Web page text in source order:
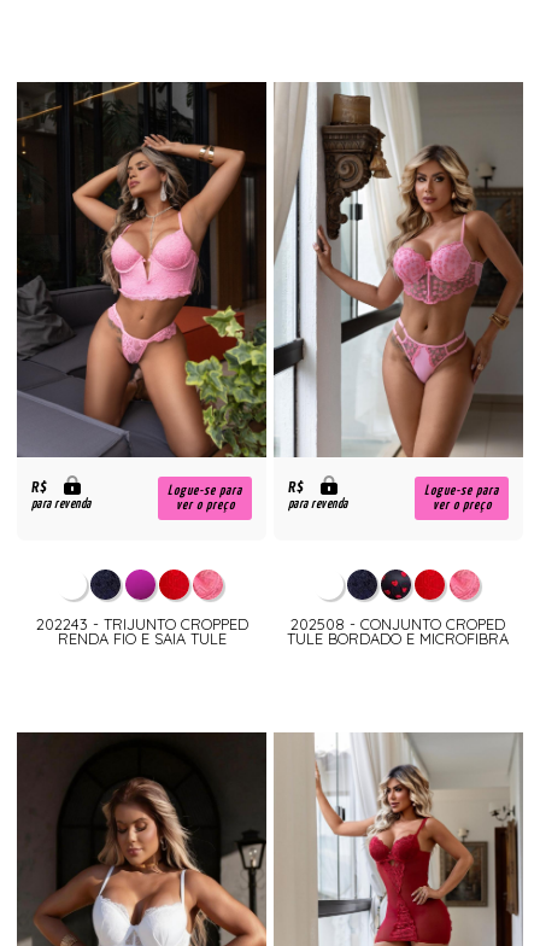
R$
para revenda
Logue-se para
ver o preço
202243 - TRIJUNTO CROPPED
RENDA FIO E SAIA TULE
R$
para revenda
Logue-se para
ver o preço
202508 - CONJUNTO CROPED
TULE BORDADO E MICROFIBRA